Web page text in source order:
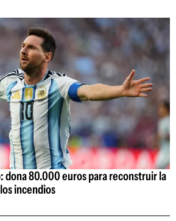
dona 80.000 euros para reconstruir la
incendios